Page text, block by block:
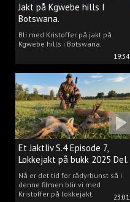
19:34
Jakt på Kgwebe hills I
Botswana.
Bli med Kristoffer på jakt på
Kgwebe hills i Botswana.
23:01
Et Jaktliv S.4 Episode 7,
Lokkejakt på bukk 2025 Del.
2
Nå er det tid for rådyrbunst så i
denne filmen blir vi med
Kristoffer på lokkejakt.